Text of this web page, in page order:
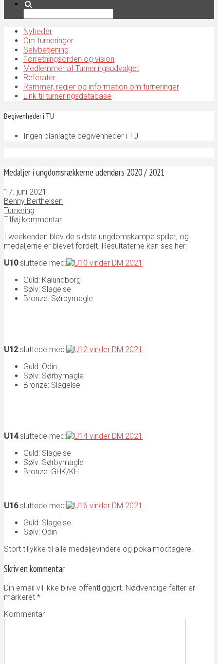
Nyheder
Om turneringer
Selvbetjening
Forretningsorden og vision
Medlemmer af Turneringsudvalget
Referater
Rammer, regler og information om turneringer
Link til turneringsdatabase
Begivenheder i TU
Ingen planlagte begivenheder i TU
Medaljer i ungdomsrækkerne udendørs 2020 / 2021
17. juni 2021
Benny Berthelsen
Turnering
Tilføj kommentar
I weekenden blev de sidste ungdomskampe spillet, og
medaljerne er blevet fordelt. Resultaterne kan ses her:
U10sluttede med:
Guld: Kalundborg
Sølv: Slagelse
Bronze: Sørbymagle
U12sluttede med:
Guld: Odin
Sølv: Sørbymagle
Bronze: Slagelse
U14sluttede med:
Guld: Slagelse
Sølv: Sørbymagle
Bronze: GHK/KH
U16sluttede med:
Guld: Slagelse
Sølv: Odin
Stort tillykke til alle medaljevindere og pokalmodtagere.
Skriv en kommentar
Din email vil ikke blive offentliggjort. Nødvendige felter er
markeret *
Kommentar